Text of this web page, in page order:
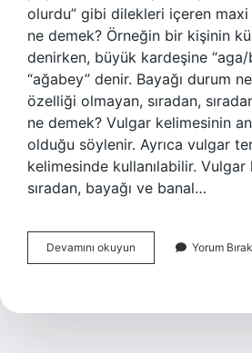
olurdu” gibi dilekleri içeren
ne demek? Örneğin bir kişinin
denirken, büyük kardeşine
“ağabey” denir. Bayağı durum
özelliği olmayan, sıradan,
ne demek? Vulgar kelimesinin
olduğu söylenir. Ayrıca vulgar
kelimesinde kullanılabilir.
sıradan, bayağı ve banal…
Devamını okuyun Bayakleyin
Ne
Yorum Bırak